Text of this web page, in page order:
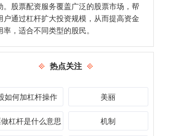
。股票配资服务覆盖广泛的股票市场，帮
户通过杠杆扩大投资规模，从而提高资金
率，适合不同类型的股民。
热点关注
如何加杠杆操作 美丽
杠杆是什么意思 机制